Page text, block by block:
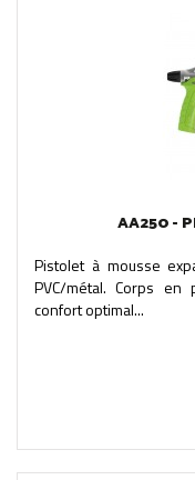
AA250 -
Pistolet à mousse
PVC/métal. Corps
confort optimal...